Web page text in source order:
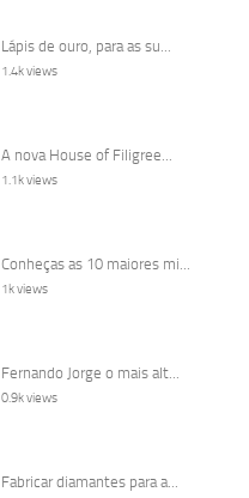
Lápis de ouro, para as su...
1.4k views
A nova House of Filigree...
1.1k views
Conheças as 10 maiores mi...
1k views
Fernando Jorge o mais alt...
0.9k views
Fabricar diamantes para a...